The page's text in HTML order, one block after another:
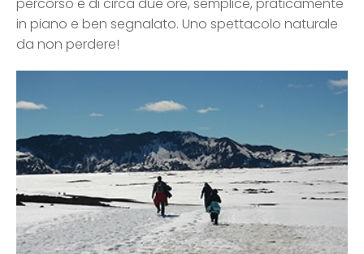
percorso è di circa due ore, semplice, praticamente
in piano e ben segnalato. Uno spettacolo naturale
da non perdere!